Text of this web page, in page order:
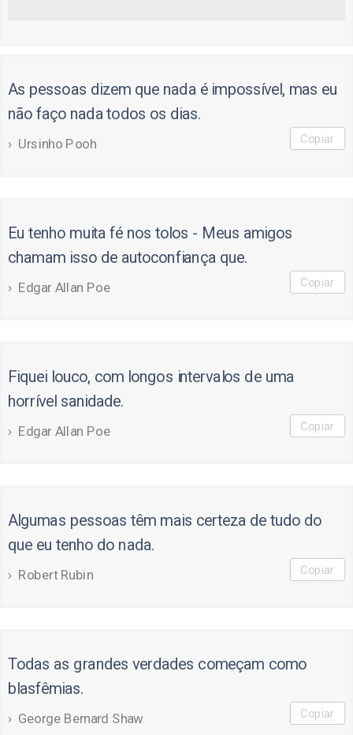
As pessoas dizem que nada é impossível, mas eu
não faço nada todos os dias.
Ursinho Pooh Copiar
Eu tenho muita fé nos tolos - Meus amigos
chamam isso de autoconfiança que.
Edgar Allan Poe Copiar
Fiquei louco, com longos intervalos de uma
horrível sanidade.
Edgar Allan Poe Copiar
Algumas pessoas têm mais certeza de tudo do
que eu tenho do nada.
Robert Rubin Copiar
Todas as grandes verdades começam como
blasfêmias.
George Bernard Shaw Copiar